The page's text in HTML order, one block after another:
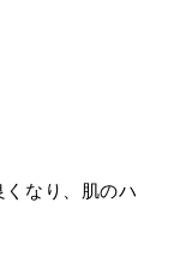
なり、肌のハ